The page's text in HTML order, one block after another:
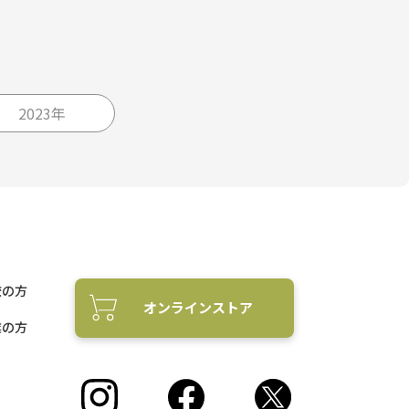
2023年
方
方
オンラインストア